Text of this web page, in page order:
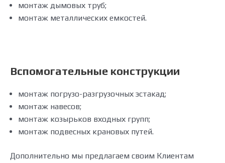
монтаж дымовых труб;
монтаж металлических емкостей.
Вспомогательные конструкции
монтаж погрузо-разгрузочных эстакад;
монтаж навесов;
монтаж козырьков входных групп;
монтаж подвесных крановых путей.
Дополнительно мы предлагаем своим Клиентам